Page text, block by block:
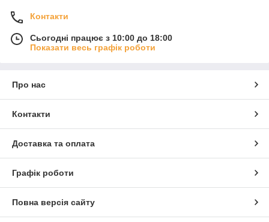
Контакти
Сьогодні працює з 10:00 до 18:00
Показати весь графік роботи
Про нас
Контакти
Доставка та оплата
Графік роботи
Повна версія сайту